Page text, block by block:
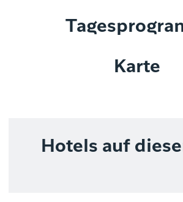
Karte
Hotels auf